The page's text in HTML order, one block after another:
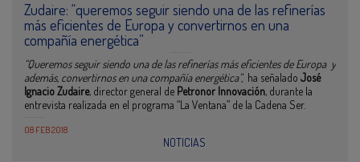
Zudaire: “queremos seguir siendo una de las refinerías
más eficientes de Europa y convertirnos en una
compañía energética”
“Queremos seguir siendo una de las refinerías más eficientes de Europa y
además, convertirnos en una compañía energética”,ha señalado José
Ignacio Zudaire, director general de Petronor Innovación, durante la
entrevista realizada en el programa “La Ventana” de la Cadena Ser.
08 FEB 2018
NOTICIAS